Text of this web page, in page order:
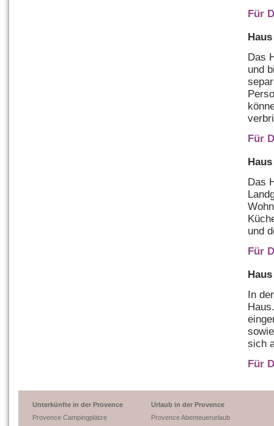
Für
Das
und
Für
Das
und
Für
In
sich
Für
Unterkünfte in der Provence
Provence Campingplätze
Urlaub in der Provence
Provence Abenteuerurlaub